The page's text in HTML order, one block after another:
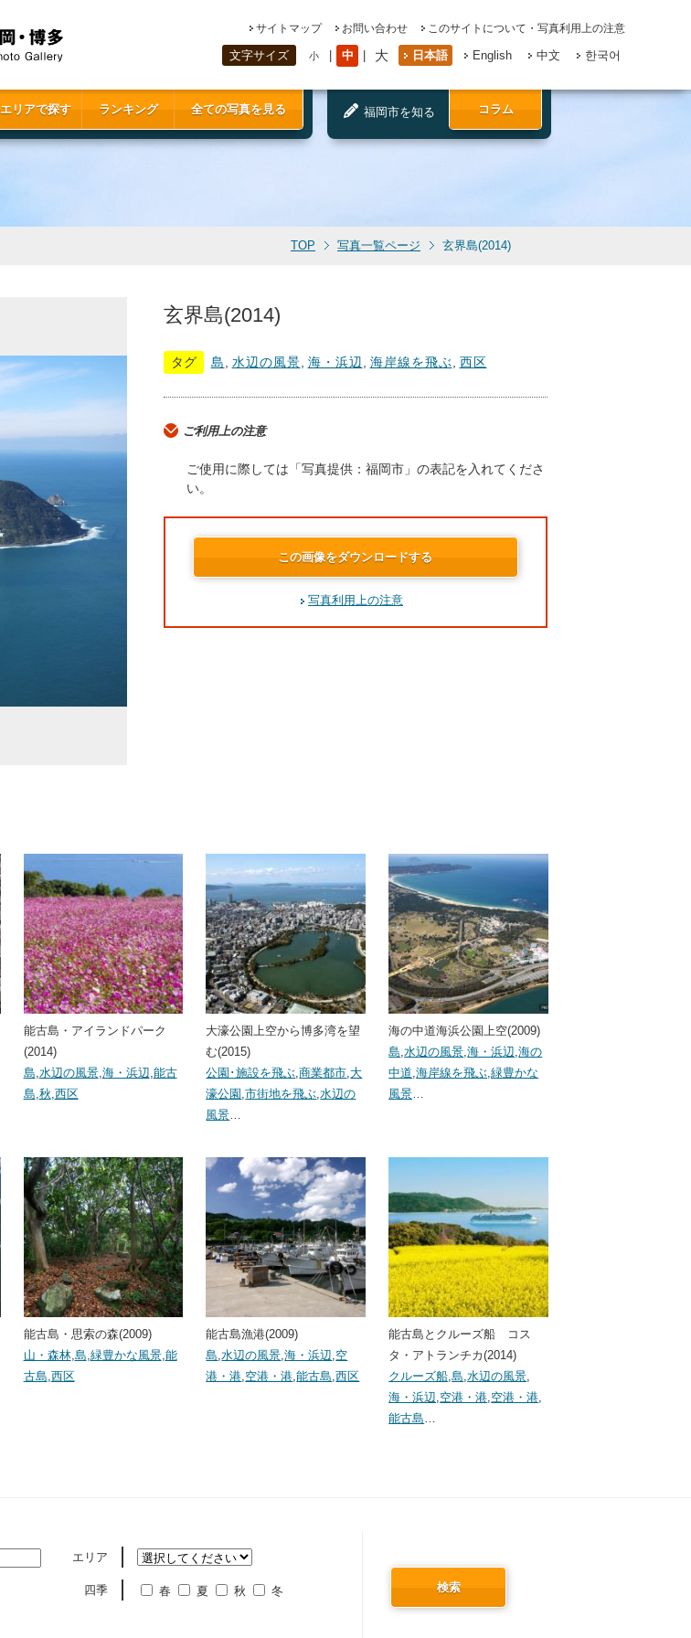
サイトマップ お問い合わせ このサイトについて・写真利用上の注意
文字サイズ 小 中 大 日本語 English 中文 한국어
エリアで探す ランキング 全ての写真を見る 福岡市を知る コラム
TOP 写真一覧ページ 玄界島(2014)
玄界島(2014)
タグ 島 水辺の風景 海・浜辺 海岸線を飛ぶ 西区
ご利用上の注意
ご使用に際しては「写真提供：福岡市」の表記を入れてくださ
い。
この画像をダウンロードする
写真利用上の注意
能古島・アイランドパーク
(2014)
島 水辺の風景, 海・浜辺 能古
島 秋 西区
大濠公園上空から博多湾を望
む(2015)
公園･施設を飛ぶ ,商業都市 大
濠公園 ,市街地を飛ぶ ,水辺の
風景
海の中道海浜公園上空(2009)
島 ,水辺の風景 ,海・浜辺 ,海の
中道 ,海岸線を飛ぶ ,緑豊かな
風景
能古島・思索の森(2009)
山・森林, 島 緑豊かな風景, 能
古島 西区
能古島漁港(2009)
島 ,水辺の風景 ,海・浜辺 空
港・港 空港・港 ,能古島 ,西区
能古島とクルーズ船 コス
タ・アトランチカ(2014)
クルーズ船 ,島 ,水辺の風景
海・浜辺 空港・港 空港・港
能古島
エリア
四季 春 夏 秋 冬 検索